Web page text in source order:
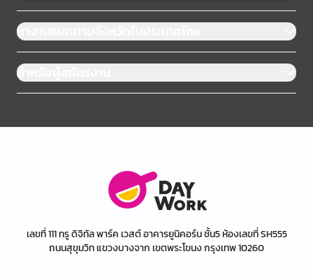
หางานแยกตามจังหวัดในประเทศไทย
สำหรับผู้สมัครงาน
เลขที่ 111 ทรู ดิจิทัล พาร์ค เวสต์ อาคารยูนิคอร์น ชั้น5 ห้องเลขที่ SH555
ถนนสุขุมวิท แขวงบางจาก เขตพระโขนง กรุงเทพ 10260